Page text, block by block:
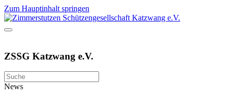
Zum Hauptinhalt springen
ZSSG Katzwang e.V.
News